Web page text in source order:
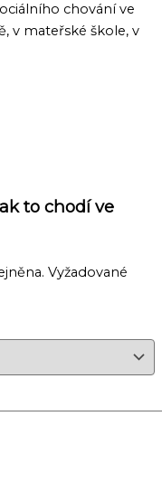
chování ve
v mateřské škole, v
to chodí ve
Vyžadované